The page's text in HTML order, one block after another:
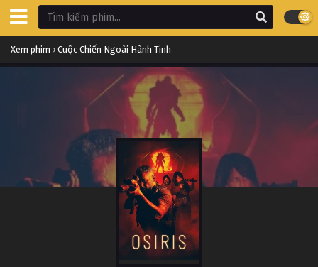
Xem phim › Cuộc Chiến Ngoài Hành Tinh